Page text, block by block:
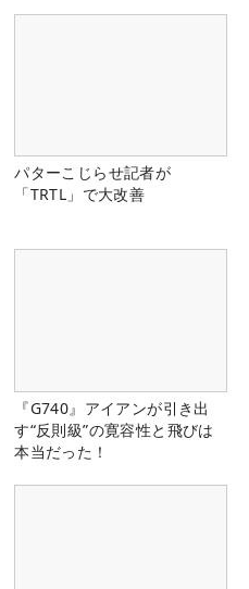
パターこじらせ記者が
「TRTL」で大改善
『G740』アイアンが引き出
す“反則級”の寛容性と飛びは
本当だった！